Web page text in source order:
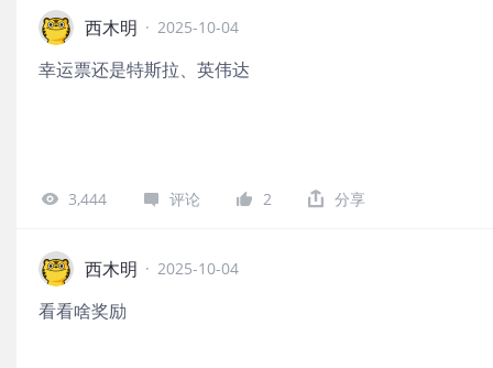
西木明 · 2025-10-04
幸运票还是特斯拉、英伟达
3,444 评论 2 分享
西木明 · 2025-10-04
看看啥奖励